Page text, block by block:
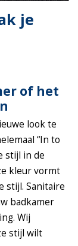
je
of het
look te
“In to
stijl in de
kleur vormt
stijl. Sanitaire
badkamer
Wij
stijl wilt